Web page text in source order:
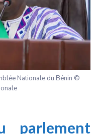
Nationale du Bénin ©
parlement